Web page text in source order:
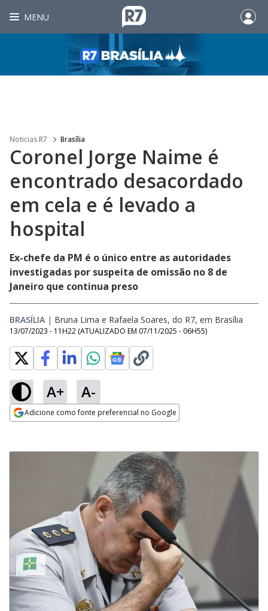
MENU
Noticias R7 Brasília
Coronel Jorge Naime é
encontrado desacordado
em cela e é levado a
hospital
Ex-chefe da PM é o único entre as autoridades
investigadas por suspeita de omissão no 8 de
Janeiro que continua preso
BRASÍLIA | Bruna Lima e Rafaela Soares, do R7, em Brasília
13/07/2023 - 11H22 (ATUALIZADO EM 07/11/2025 - 06H55)
A+ A-
Adicione como fonte preferencial no Google